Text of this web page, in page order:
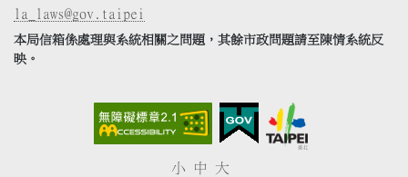
la_laws@gov.taipei
本局信箱係處理與系統相關之問題，其餘市政問題請至陳情系統反
映。
小 中 大